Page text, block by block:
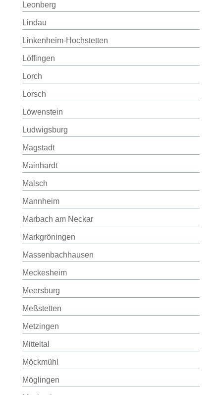
Leonberg
Lindau
Linkenheim-Hochstetten
Löffingen
Lorch
Lorsch
Löwenstein
Ludwigsburg
Magstadt
Mainhardt
Malsch
Mannheim
Marbach am Neckar
Markgröningen
Massenbachhausen
Meckesheim
Meersburg
Meßstetten
Metzingen
Mitteltal
Möckmühl
Möglingen